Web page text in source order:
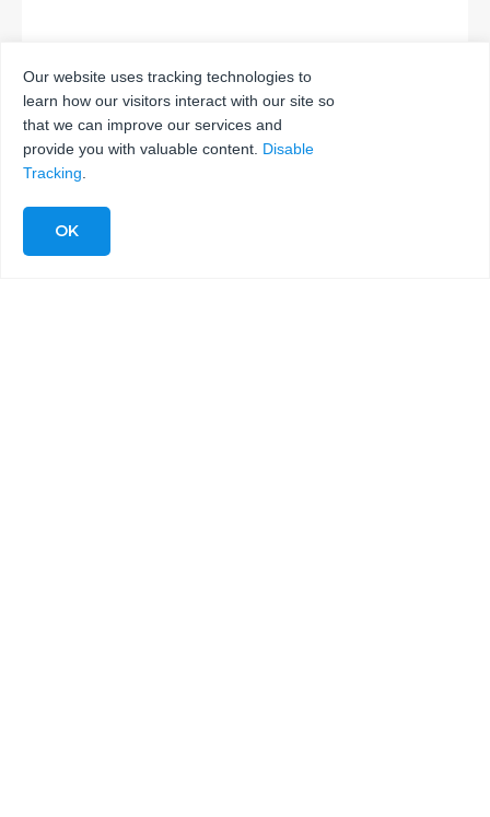
ENVÍA
Our website uses tracking technologies to
learn how our visitors interact with our site so
that we can improve our services and
provide you with valuable content. Disable
Tracking